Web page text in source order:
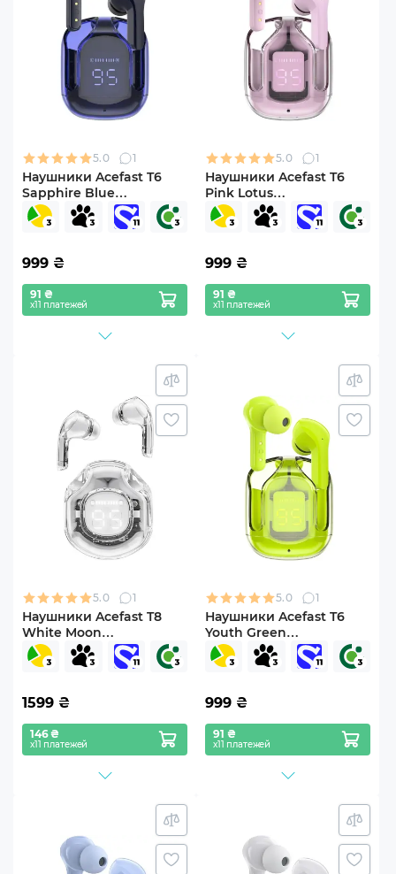
5.0 1
Наушники Acefast T6
Sapphire Blue
(6974316281542)
999 ₴
91 ₴
х11 платежей
5.0 1
Наушники Acefast T6
Pink Lotus
(6974316281566)
999 ₴
91 ₴
х11 платежей
5.0 1
Наушники Acefast T8
White Moon
(6974316282228)
1599 ₴
146 ₴
х11 платежей
5.0 1
Наушники Acefast T6
Youth Green
(6974316281573)
999 ₴
91 ₴
х11 платежей